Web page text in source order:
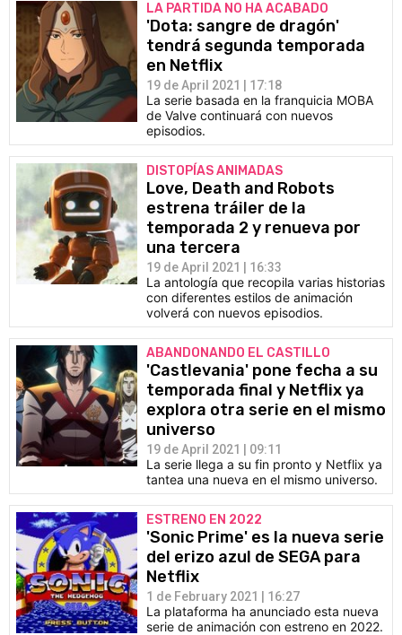
LA PARTIDA NO HA ACABADO
'Dota: sangre de dragón'
tendrá segunda temporada
en Netflix
19 de April 2021 | 17:18
La serie basada en la franquicia MOBA
de Valve continuará con nuevos
episodios.
DISTOPÍAS ANIMADAS
Love, Death and Robots
estrena tráiler de la
temporada 2 y renueva por
una tercera
19 de April 2021 | 16:33
La antología que recopila varias historias
con diferentes estilos de animación
volverá con nuevos episodios.
ABANDONANDO EL CASTILLO
'Castlevania' pone fecha a su
temporada final y Netflix ya
explora otra serie en el mismo
universo
19 de April 2021 | 09:11
La serie llega a su fin pronto y Netflix ya
tantea una nueva en el mismo universo.
ESTRENO EN 2022
'Sonic Prime' es la nueva serie
del erizo azul de SEGA para
Netflix
1 de February 2021 | 16:27
La plataforma ha anunciado esta nueva
serie de animación con estreno en 2022.